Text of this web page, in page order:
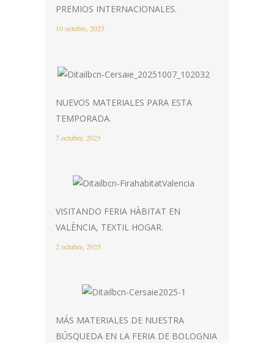
PREMIOS INTERNACIONALES.
10 octubre, 2025
NUEVOS MATERIALES PARA ESTA
TEMPORADA.
7 octubre, 2025
VISITANDO FERIA HÀBITAT EN
VALÈNCIA, TEXTIL HOGAR.
2 octubre, 2025
MÁS MATERIALES DE NUESTRA
BÚSQUEDA EN LA FERIA DE BOLOGNIA